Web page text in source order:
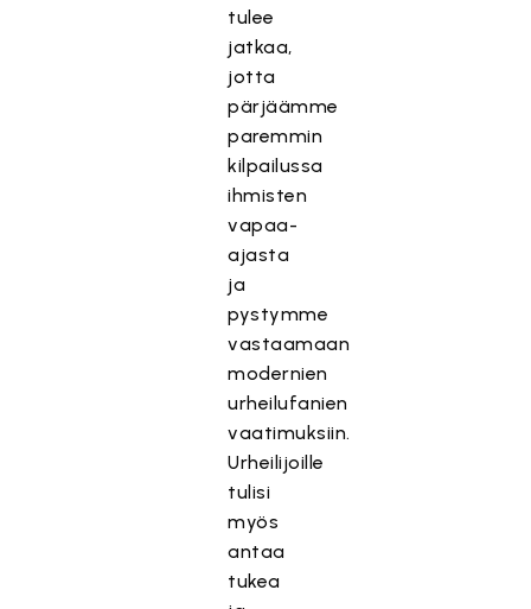
tulee
jatkaa,
jotta
pärjäämme
paremmin
kilpailussa
ihmisten
vapaa-
ajasta
ja
pystymme
vastaamaan
modernien
urheilufanien
vaatimuksiin.
Urheilijoille
tulisi
myös
antaa
tukea